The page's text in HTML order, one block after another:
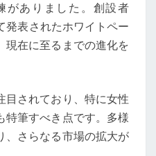
がありました。創設者
発表されたホワイトペー
現在に至るまでの進化を
目されており、特に女性
特筆すべき点です。多様
、さらなる市場の拡大が